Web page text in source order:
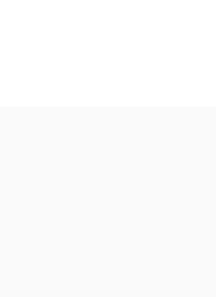
to Create